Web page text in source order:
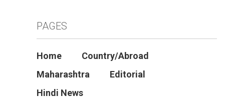
PAGES
Home
Country/Abroad
Maharashtra
Editorial
Hindi News